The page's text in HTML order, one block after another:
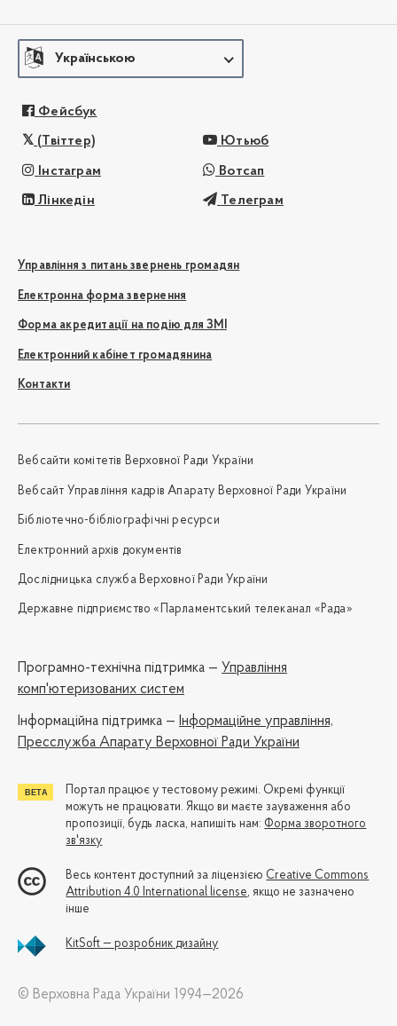
Українською
Фейсбук
(Твіттер) Ютьюб
Інстаграм Вотсап
Лінкедін Телеграм
Управління з питань звернень громадян
Електронна форма звернення
Форма акредитації на подію для ЗМІ
Електронний кабінет громадянина
Контакти
Вебсайти комітетів Верховної Ради України
Вебсайт Управління кадрів Апарату Верховної Ради України
Бібліотечно-бібліографічні ресурси
Електронний архів документів
Дослідницька служба Верховної Ради України
Державне підприємство «Парламентський телеканал «Рада»
Програмно-технічна підтримка — Управління
комп'ютеризованих систем
Iнформаційна підтримка — Інформаційне управління,
Пресслужба Апарату Верховної Ради України
Портал працює у тестовому режимі. Окремі функції
можуть не працювати. Якщо ви маєте зауваження або
пропозиції, будь ласка, напишіть нам: Форма зворотного
зв'язку
Весь контент доступний за ліцензією Creative Commons
Attribution 4.0 International license, якщо не зазначено
інше
KitSoft — розробник дизайну
© Верховна Рада України 1994—2026